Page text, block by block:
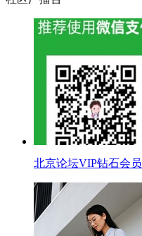
北京论坛VIP钻石会员